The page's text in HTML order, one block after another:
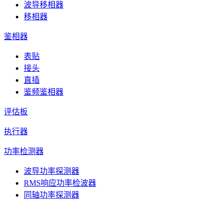
波导移相器
移相器
鉴相器
表贴
接头
直插
鉴频鉴相器
评估板
执行器
功率检测器
波导功率探测器
RMS响应功率检波器
同轴功率探测器